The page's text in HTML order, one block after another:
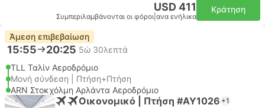
USD 411
Συμπεριλαμβάνονται οι φόροι ανα ενήλικα
Κράτηση
Άμεση επιβεβαίωση
15:55 20:25 5ώ 30λεπτά
TLL Ταλίν Αεροδρόμιο
Μονή σύνδεση | Πτήση+Πτήση
ARN Στοκχόλμη Αρλάντα Αεροδρόμιο
Οικονομικό | Πτήση #AY1026 +1